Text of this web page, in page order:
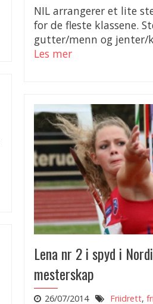
NIL arrangerer et lite
for de fleste klassene.
gutter/menn og jenter/
Les mer
Lena nr 2 i spyd i
mesterskap
26/07/2014 Friidrett,